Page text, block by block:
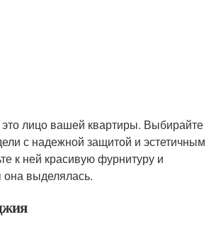
лицо вашей квартиры. Выбирайте
с надежной защитой и эстетичным
к ней красивую фурнитуру и
выделялась.